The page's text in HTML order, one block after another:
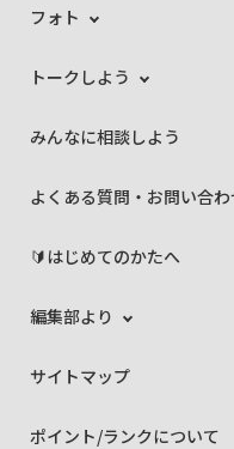
フォト
トークしよう
みんなに相談しよう
よくある質問・お問い合わ
🔰はじめてのかたへ
編集部より
サイトマップ
ポイント/ランクについて